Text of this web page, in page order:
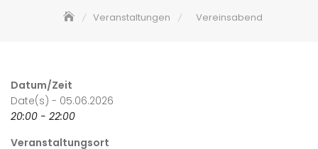
Veranstaltungen Vereinsabend
Datum/Zeit
Date(s) - 05.06.2026
20:00 - 22:00
Veranstaltungsort